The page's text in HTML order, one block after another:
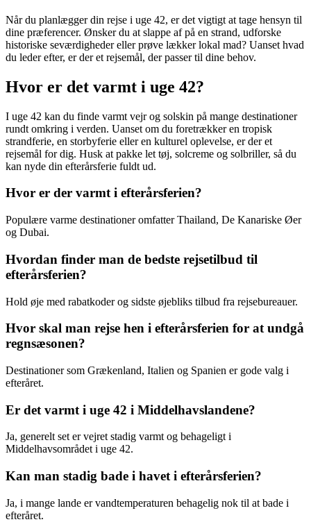
Når du planlægger din rejse i uge 42, er det vigtigt at tage hensyn til
dine præferencer. Ønsker du at slappe af på en strand, udforske
historiske seværdigheder eller prøve lækker lokal mad? Uanset hvad
du leder efter, er der et rejsemål, der passer til dine behov.
Hvor er det varmt i uge 42?
I uge 42 kan du finde varmt vejr og solskin på mange destinationer
rundt omkring i verden. Uanset om du foretrækker en tropisk
strandferie, en storbyferie eller en kulturel oplevelse, er der et
rejsemål for dig. Husk at pakke let tøj, solcreme og solbriller, så du
kan nyde din efterårsferie fuldt ud.
Hvor er der varmt i efterårsferien?
Populære varme destinationer omfatter Thailand, De Kanariske Øer
og Dubai.
Hvordan finder man de bedste rejsetilbud til
efterårsferien?
Hold øje med rabatkoder og sidste øjebliks tilbud fra rejsebureauer.
Hvor skal man rejse hen i efterårsferien for at undgå
regnsæsonen?
Destinationer som Grækenland, Italien og Spanien er gode valg i
efteråret.
Er det varmt i uge 42 i Middelhavslandene?
Ja, generelt set er vejret stadig varmt og behageligt i
Middelhavsområdet i uge 42.
Kan man stadig bade i havet i efterårsferien?
Ja, i mange lande er vandtemperaturen behagelig nok til at bade i
efteråret.